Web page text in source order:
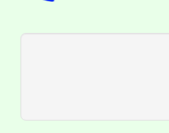
車」活
生本
公告
代理(